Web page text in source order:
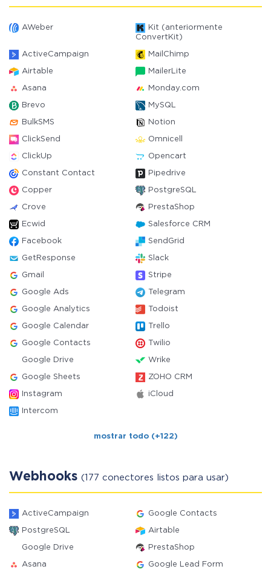
AWeber
Kit (anteriormente
ConvertKit)
ActiveCampaign MailChimp
Airtable MailerLite
Asana Monday.com
Brevo MySQL
BulkSMS Notion
ClickSend Omnicell
ClickUp Opencart
Constant Contact Pipedrive
Copper PostgreSQL
Crove PrestaShop
Ecwid Salesforce CRM
Facebook SendGrid
GetResponse Slack
Gmail Stripe
Google Ads Telegram
Google Analytics Todoist
Google Calendar Trello
Google Contacts Twilio
Google Drive Wrike
Google Sheets ZOHO CRM
Instagram iCloud
Intercom
mostrar todo (+122)
Webhooks (177 conectores listos para usar)
ActiveCampaign Google Contacts
PostgreSQL Airtable
Google Drive PrestaShop
Asana Google Lead Form